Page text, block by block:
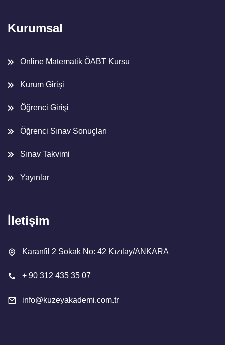
Kurumsal
Online Matematik ÖABT Kursu
Kurum Girişi
Öğrenci Girişi
Öğrenci Sınav Sonuçları
Sınav Takvimi
Yayınlar
İletişim
Karanfil 2 Sokak No: 42 Kızılay/ANKARA
+ 90 312 435 35 07
info@kuzeyakademi.com.tr